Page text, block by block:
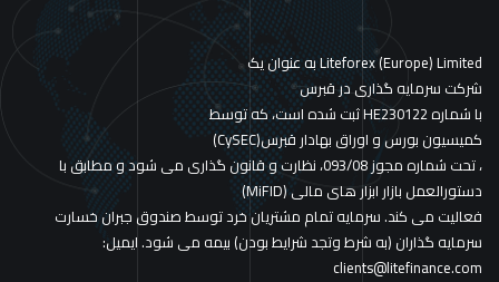
Liteforex (Europe) Limited به عنوان یک
شرکت سرمایه گذاری در قبرس
با شماره HE230122 ثبت شده است، که توسط
کمیسیون بورس و اوراق بهادار قبرس(CySEC)
، تحت شماره مجوز 093/08، نظارت و قانون گذاری می شود و مطابق با
دستورالعمل بازار ابزار های مالی (MiFID)
فعالیت می کند. سرمایه تمام مشتریان خرد توسط صندوق جبران خسارت
سرمایه گذاران (به شرط وتجد شرایط بودن) بیمه می شود. ایمیل:
clients@litefinance.com